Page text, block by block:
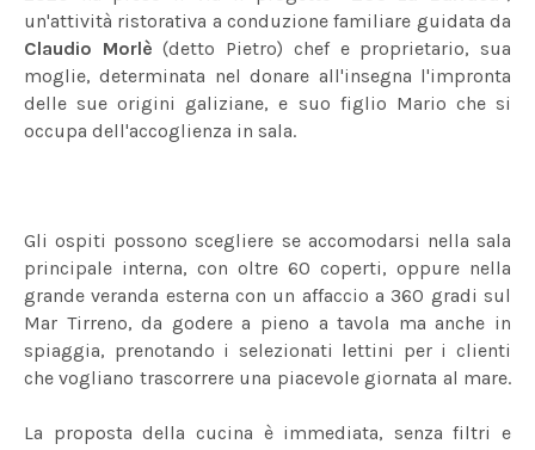
un'attività ristorativa a conduzione familiare guidata da
Claudio Morlè (detto Pietro) chef e proprietario, sua
moglie, determinata nel donare all'insegna l'impronta
delle sue origini galiziane, e suo figlio Mario che si
occupa dell'accoglienza in sala.
Gli ospiti possono scegliere se accomodarsi nella sala
principale interna, con oltre 60 coperti, oppure nella
grande veranda esterna con un affaccio a 360 gradi sul
Mar Tirreno, da godere a pieno a tavola ma anche in
spiaggia, prenotando i selezionati lettini per i clienti
che vogliano trascorrere una piacevole giornata al mare.
La proposta della cucina è immediata, senza filtri e